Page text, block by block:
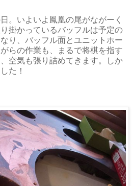
。いよいよ鳳凰の尾がながーく
掛かっているバッフルは予定の
り、バッフル面とユニットホー
らの作業も、まるで将棋を指す
空気も張り詰めてきます。しか
た！